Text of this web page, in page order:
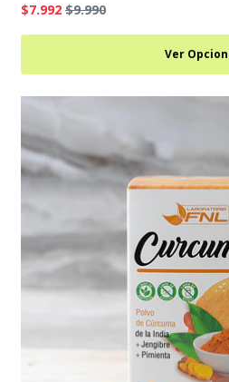
$7.992 $9.990
Ver